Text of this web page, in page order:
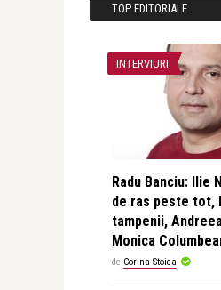
TOP EDITORIALE
INTERVIURI
Radu Banciu: Ilie
de ras peste tot,
tampenii,
Monica
de Corina Stoica